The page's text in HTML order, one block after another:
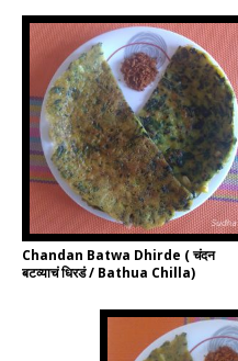
Chandan Batwa Dhirde ( चंदन
बटव्याचं धिरडं / Bathua Chilla)